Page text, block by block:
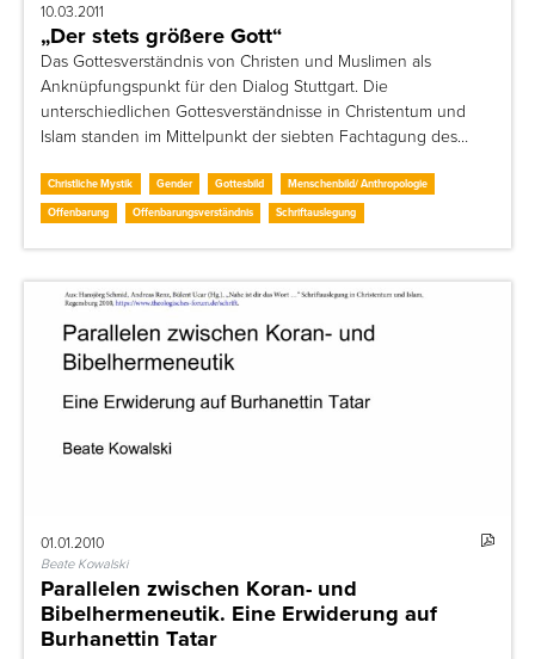
10.03.2011
„Der stets größere Gott“
Das Gottesverständnis von Christen und Muslimen als
Anknüpfungspunkt für den Dialog Stuttgart. Die
unterschiedlichen Gottesverständnisse in Christentum und
Islam standen im Mittelpunkt der siebten Fachtagung des…
Christliche Mystik Gender Gottesbild
Menschenbild/ Anthropologie
Offenbarung
Offenbarungsverständnis Schriftauslegung
01.01.2010
Beate Kowalski
Parallelen zwischen Koran- und
Bibelhermeneutik. Eine Erwiderung auf
Burhanettin Tatar